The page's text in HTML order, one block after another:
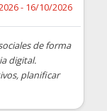
- 16/10/2026
de forma
digital.
planificar